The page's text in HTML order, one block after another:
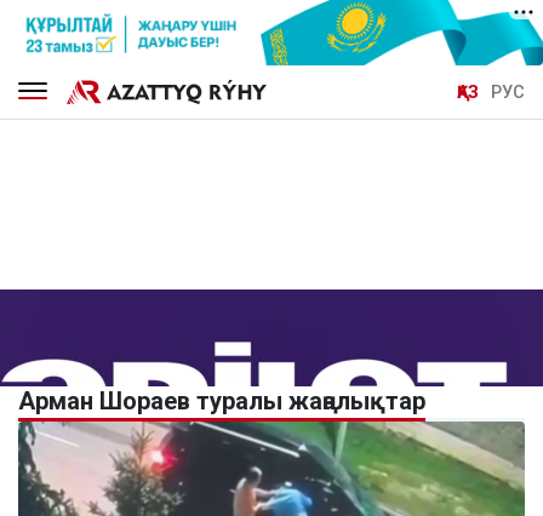
ҚАЗ РУС
Арман Шораев туралы жаңалықтар